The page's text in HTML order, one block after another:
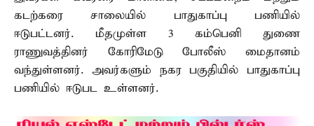
கடற்கரை சாலையில் பாதுகாப்பு பணியில்
ஈடுபட்டனர். மீதமுள்ள 3 கம்பெனி துணை
ராணுவத்தினர் கோரிமேடு போலீஸ் மைதானம்
வந்துள்ளனர். அவர்களும் நகர பகுதியில் பாதுகாப்பு
பணியில் ஈடுபட உள்ளனர்.